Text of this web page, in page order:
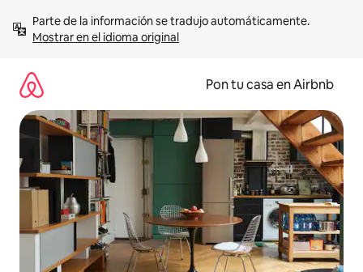
contenidoMostrar en el idioma original
Pon tu casa en Airbnb